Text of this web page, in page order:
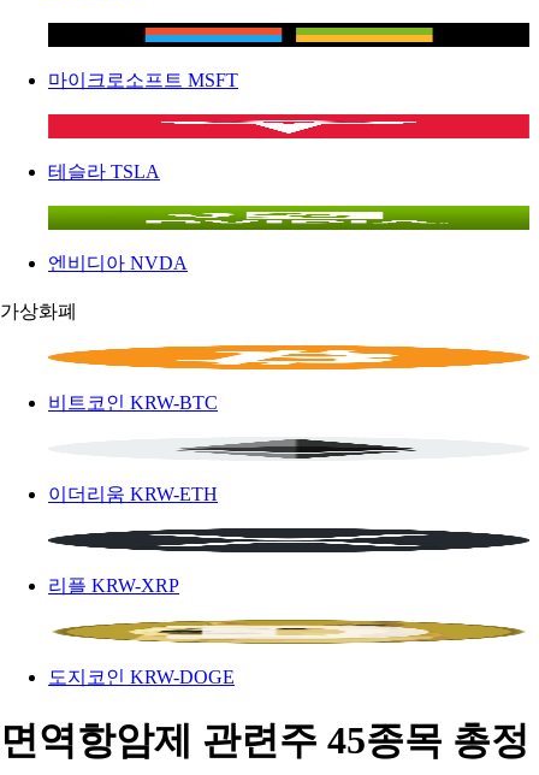
마이크로소프트 MSFT
테슬라 TSLA
엔비디아 NVDA
가상화폐
비트코인 KRW-BTC
이더리움 KRW-ETH
리플 KRW-XRP
도지코인 KRW-DOGE
면역항암제 관련주 45종목 총정